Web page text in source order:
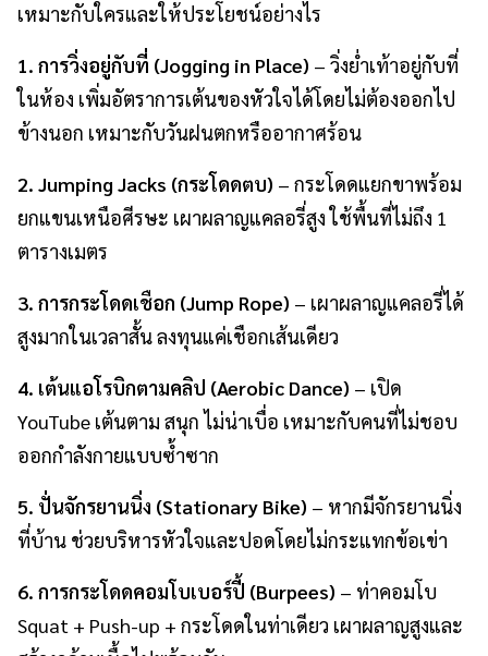
เหมาะกับใครและให้ประโยชน์อย่างไร
1. การวิ่งอยู่กับที่ (Jogging in Place) – วิ่งย่ำเท้าอยู่กับที่
ในห้อง เพิ่มอัตราการเต้นของหัวใจได้โดยไม่ต้องออกไป
ข้างนอก เหมาะกับวันฝนตกหรืออากาศร้อน
2. Jumping Jacks (กระโดดตบ) – กระโดดแยกขาพร้อม
ยกแขนเหนือศีรษะ เผาผลาญแคลอรี่สูง ใช้พื้นที่ไม่ถึง 1
ตารางเมตร
3. การกระโดดเชือก (Jump Rope) – เผาผลาญแคลอรี่ได้
สูงมากในเวลาสั้น ลงทุนแค่เชือกเส้นเดียว
4. เต้นแอโรบิกตามคลิป (Aerobic Dance) – เปิด
YouTube เต้นตาม สนุก ไม่น่าเบื่อ เหมาะกับคนที่ไม่ชอบ
ออกกำลังกายแบบซ้ำซาก
5. ปั่นจักรยานนิ่ง (Stationary Bike) – หากมีจักรยานนิ่ง
ที่บ้าน ช่วยบริหารหัวใจและปอดโดยไม่กระแทกข้อเข่า
6. การกระโดดคอมโบเบอร์ปี้ (Burpees) – ท่าคอมโบ
Squat + Push-up + กระโดดในท่าเดียว เผาผลาญสูงและ